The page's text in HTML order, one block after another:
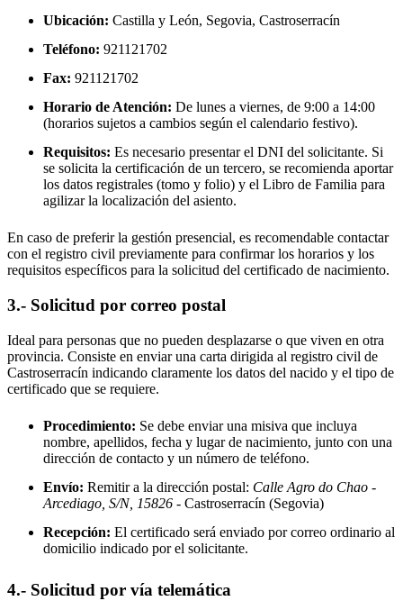
Ubicación: Castilla y León, Segovia, Castroserracín
Teléfono: 921121702
Fax: 921121702
Horario de Atención: De lunes a viernes, de 9:00 a 14:00
(horarios sujetos a cambios según el calendario festivo).
Requisitos: Es necesario presentar el DNI del solicitante. Si
se solicita la certificación de un tercero, se recomienda aportar
los datos registrales (tomo y folio) y el Libro de Familia para
agilizar la localización del asiento.
En caso de preferir la gestión presencial, es recomendable contactar
con el registro civil previamente para confirmar los horarios y los
requisitos específicos para la solicitud del certificado de nacimiento.
3.- Solicitud por correo postal
Ideal para personas que no pueden desplazarse o que viven en otra
provincia. Consiste en enviar una carta dirigida al registro civil de
Castroserracín indicando claramente los datos del nacido y el tipo de
certificado que se requiere.
Procedimiento: Se debe enviar una misiva que incluya
nombre, apellidos, fecha y lugar de nacimiento, junto con una
dirección de contacto y un número de teléfono.
Envío: Remitir a la dirección postal: Calle Agro do Chao -
Arcediago, S/N, 15826 - Castroserracín (Segovia)
Recepción: El certificado será enviado por correo ordinario al
domicilio indicado por el solicitante.
4.- Solicitud por vía telemática